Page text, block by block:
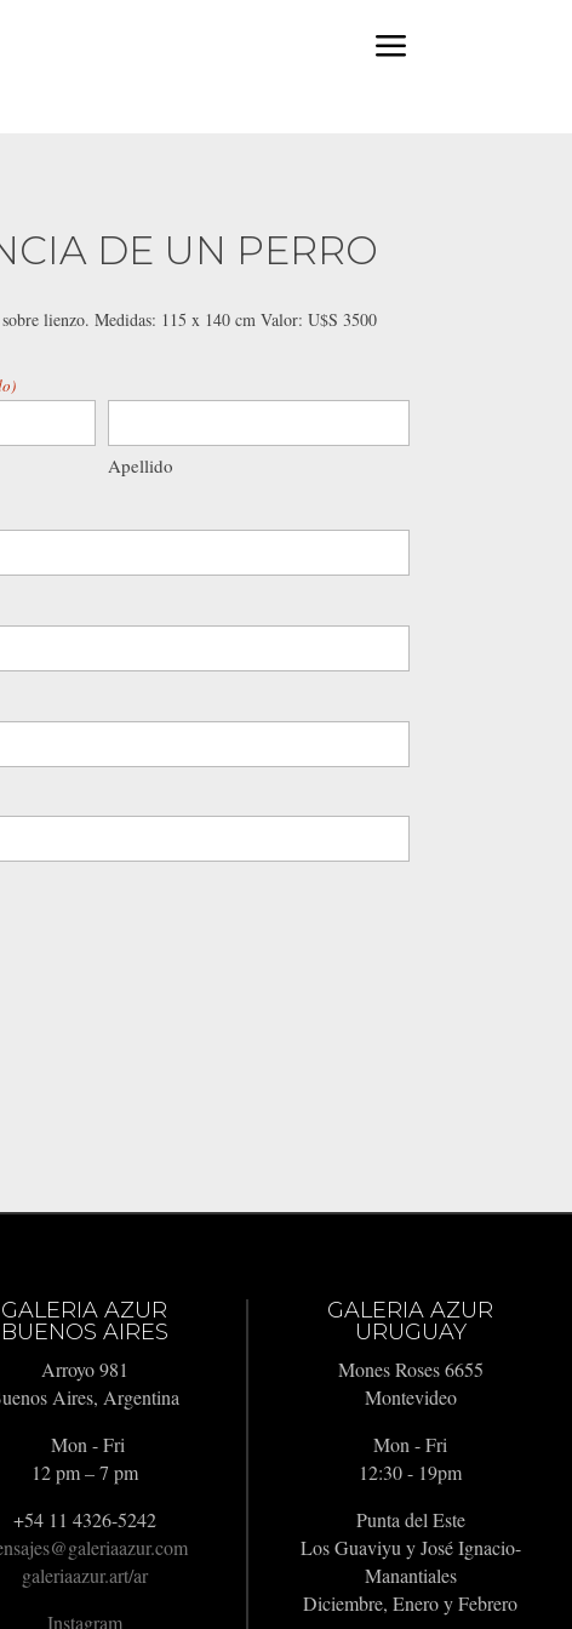
a
DE UN PERRO
lienzo. Medidas: 115 x 140 cm Valor: U$S 3500
Apellido
GALERIA AZUR
BUENOS AIRES
Arroyo 981
Aires, Argentina
Mon - Fri
12 pm – 7 pm
+54 11 4326-5242
galeriaazur.art/ar
Instagram
GALERIA AZUR
URUGUAY
Mones Roses 6655
Montevideo
Mon - Fri
12:30 - 19pm
Punta del Este
Los Guaviyu y José Ignacio-
Manantiales
Diciembre, Enero y Febrero